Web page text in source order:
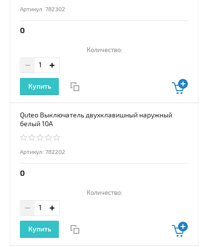
Артикул: 782302
0
Количество:
Купить
Quteo Выключатель двухклавишный наружный
белый 10А
Артикул: 782202
0
Количество:
Купить